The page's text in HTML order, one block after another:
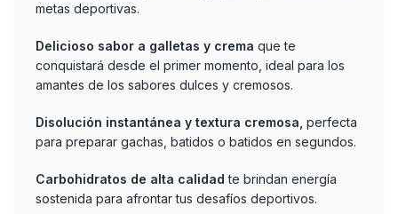
metas deportivas.
Delicioso sabor a galletas y crema que te
conquistará desde el primer momento, ideal para los
amantes de los sabores dulces y cremosos.
Disolución instantánea y textura cremosa, perfecta
para preparar gachas, batidos o batidos en segundos.
Carbohidratos de alta calidad te brindan energía
sostenida para afrontar tus desafíos deportivos.